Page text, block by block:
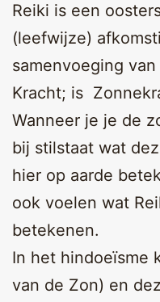
Reiki is een
(leefwijze)
samenvoeging
Kracht; is
Wanneer je je de
bij stilstaat wat
hier op aarde
ook voelen wat
betekenen.
In het hindoeïsme
van de Zon) en